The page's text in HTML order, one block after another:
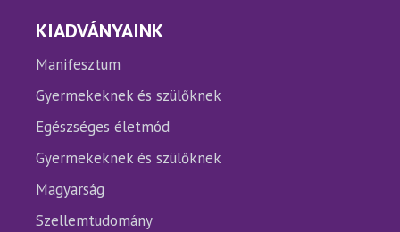
KIADVÁNYAINK
Manifesztum
Gyermekeknek és szülőknek
Egészséges életmód
Gyermekeknek és szülőknek
Magyarság
Szellemtudomány